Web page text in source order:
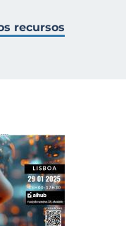
recursos